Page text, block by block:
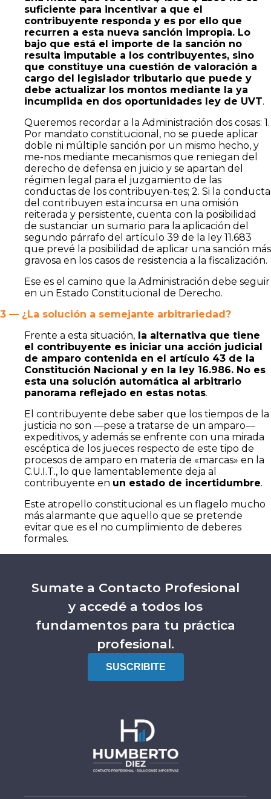
suficiente para incentivar a que el
contribuyente responda y es por ello que
recurren a esta nueva sanción impropia. Lo
bajo que está el importe de la sanción no
resulta imputable a los contribuyentes, sino
que constituye una cuestión de valoración a
cargo del legislador tributario que puede y
debe actualizar los montos mediante la ya
incumplida en dos oportunidades ley de UVT.
Queremos recordar a la Administración dos cosas: 1.
Por mandato constitucional, no se puede aplicar
doble ni múltiple sanción por un mismo hecho, y
me-nos mediante mecanismos que reniegan del
derecho de defensa en juicio y se apartan del
régimen legal para el juzgamiento de las
conductas de los contribuyen-tes; 2. Si la conducta
del contribuyen esta incursa en una omisión
reiterada y persistente, cuenta con la posibilidad
de sustanciar un sumario para la aplicación del
segundo párrafo del artículo 39 de la ley 11.683
que prevé la posibilidad de aplicar una sanción más
gravosa en los casos de resistencia a la fiscalización.
Ese es el camino que la Administración debe seguir
en un Estado Constitucional de Derecho.
3 — ¿La solución a semejante arbitrariedad?
Frente a esta situación, la alternativa que tiene
el contribuyente es iniciar una acción judicial
de amparo contenida en el artículo 43 de la
Constitución Nacional y en la ley 16.986. No es
esta una solución automática al arbitrario
panorama reflejado en estas notas.
El contribuyente debe saber que los tiempos de la
justicia no son —pese a tratarse de un amparo—
expeditivos, y además se enfrente con una mirada
escéptica de los jueces respecto de este tipo de
procesos de amparo en materia de «marcas» en la
C.U.I.T., lo que lamentablemente deja al
contribuyente en un estado de incertidumbre.
Este atropello constitucional es un flagelo mucho
más alarmante que aquello que se pretende
evitar que es el no cumplimiento de deberes
formales.
Sumate a Contacto Profesional
y accedé a todos los
fundamentos para tu práctica
profesional.
SUSCRIBITE